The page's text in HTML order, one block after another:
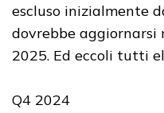
escluso inizialmente
dovrebbe
2025. Ed eccoli tutti
Q4 2024